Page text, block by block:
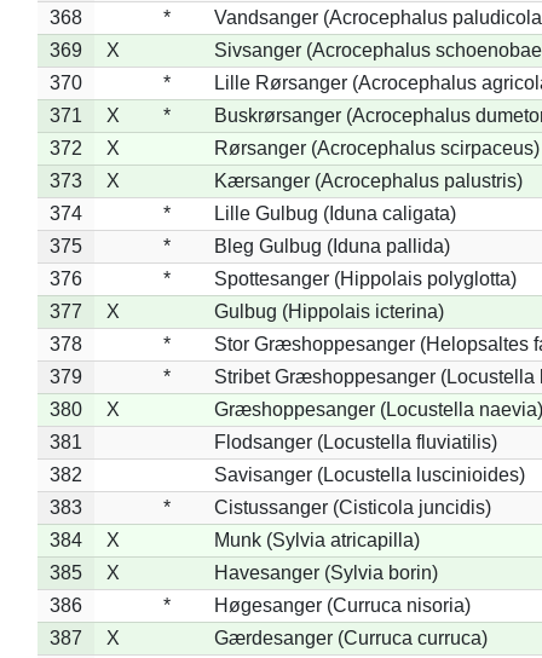
368 *
Vandsanger (Acrocephalus
369
X
Sivsanger (Acrocephalus
370
*
Lille Rørsanger (Acrocephalus
371
X *
Buskrørsanger (Acrocephalus
372
X
Rørsanger (Acrocephalus scirpaceus)
373
X
Kærsanger (Acrocephalus palustris)
374
*
Lille Gulbug (Iduna caligata)
375
*
Bleg Gulbug (Iduna pallida)
376
*
Spottesanger (Hippolais polyglotta)
377
X
Gulbug (Hippolais icterina)
378
*
Stor Græshoppesanger (Helopsaltes
379
*
Stribet Græshoppesanger (Locustella
380
X
Græshoppesanger (Locustella naevia)
381
Flodsanger (Locustella fluviatilis)
382
Savisanger (Locustella luscinioides)
383
*
Cistussanger (Cisticola juncidis)
384
X
Munk (Sylvia atricapilla)
385
X
Havesanger (Sylvia borin)
386
*
Høgesanger (Curruca nisoria)
387
X
Gærdesanger (Curruca curruca)